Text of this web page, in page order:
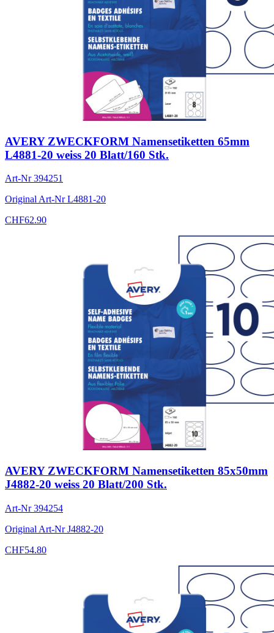
AVERY ZWECKFORM Namensetiketten 65mm
L4881-20 weiss 20 Blatt/160 Stk.
Art-Nr394251
Original Art-NrL4881-20
CHF62.90
AVERY ZWECKFORM Namensetiketten 85x50mm
J4882-20 weiss 20 Blatt/200 Stk.
Art-Nr394254
Original Art-NrJ4882-20
CHF54.80